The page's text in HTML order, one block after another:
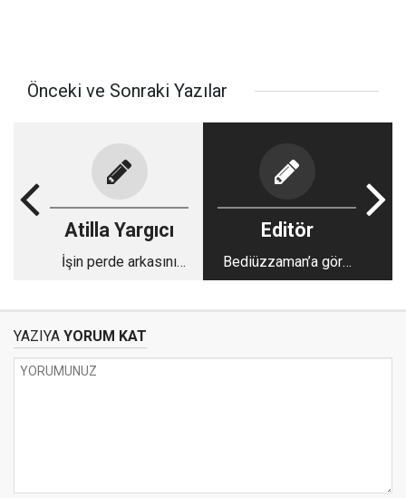
Önceki ve Sonraki Yazılar
Atilla Yargıcı
İşin perde arkasını
Editör
Bediüzzaman’a göre
İslam ülkelerinin
YAZIYA YORUM KAT